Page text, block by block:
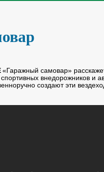
«Гаражный самовар»
спортивных внедорожников и
создают эти